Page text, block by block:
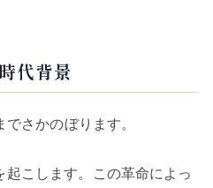
代背景
でさかのぼります。
起こします。この革命によっ